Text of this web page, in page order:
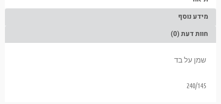
מידע נוסף
חוות דעת (0)
שמן על בד
240/145